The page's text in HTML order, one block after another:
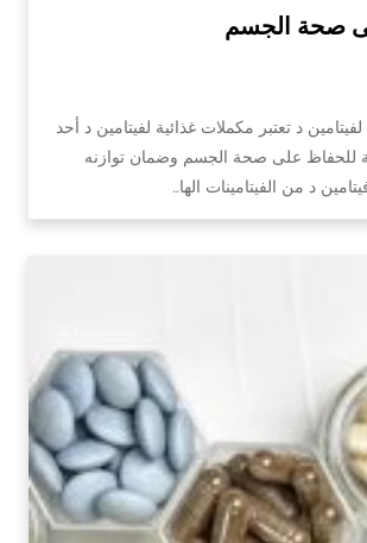
صحة الجسم
د تعتبر مكملات غذائية لفيتامين د أحد
للحفاظ على صحة الجسم وضمان توازنه
د من الفيتامينات الها…